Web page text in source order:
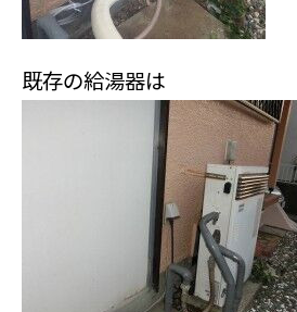
既存の給湯器は